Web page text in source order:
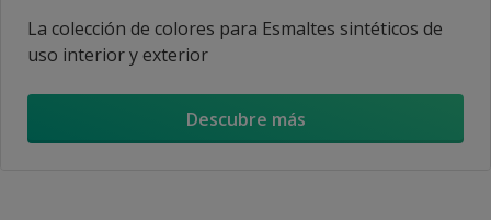
La colección de colores para Esmaltes sintéticos de
uso interior y exterior
Descubre más